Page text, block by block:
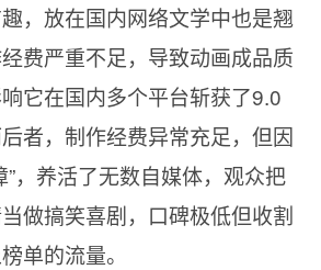
，放在国内网络文学中也是翘
费严重不足，导致动画成品质
它在国内多个平台斩获了9.0
者，制作经费异常充足，但因
”，养活了无数自媒体，观众把
做搞笑喜剧，口碑极低但收割
单的流量。